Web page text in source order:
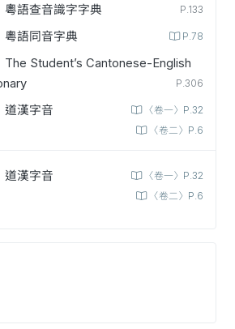
粵語查音識字字典 P.133
粵語同音字典 P.78
The Student’s Cantonese-English
P.306
道漢字音
〈卷一〉P.32
〈卷二〉P.6
道漢字音
〈卷一〉P.32
〈卷二〉P.6